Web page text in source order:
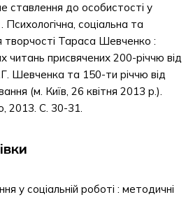
ставлення до особистості у
. Психологічна, соціальна та
творчості Тараса Шевченко :
читань присвячених 200-річчю від
Шевченка та 150-ти річчю від
(м. Київ, 26 квітня 2013 р.).
2013. С. 30-31.
у соціальній роботі : методичні